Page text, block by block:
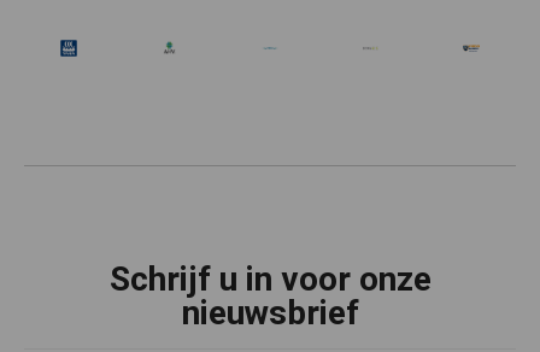
Schrijf u in voor onze
nieuwsbrief